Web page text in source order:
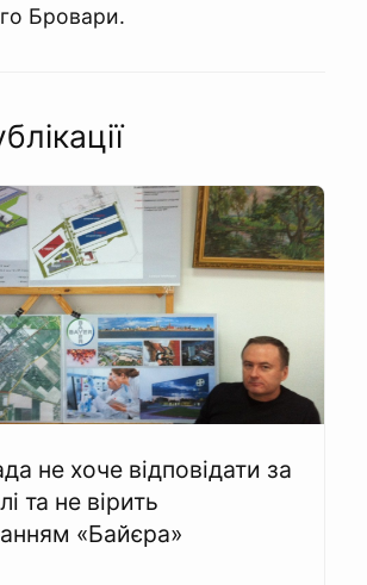
Бровари.
не хоче відповідати за
та не вірить
«Байєра»